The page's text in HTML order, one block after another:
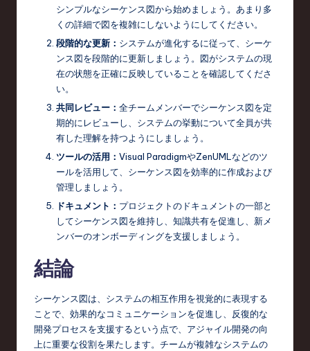
シンプルなシーケンス図から始めましょう。あまり多
くの詳細で図を複雑にしないようにしてください。
段階的な更新： システムが進化するに従って、シーケ
ンス図を段階的に更新しましょう。図がシステムの現
在の状態を正確に反映していることを確認してくださ
い。
共同レビュー： 全チームメンバーでシーケンス図を定
期的にレビューし、システムの挙動について全員が共
有した理解を持つようにしましょう。
ツールの活用： Visual ParadigmやZenUMLなどのツ
ールを活用して、シーケンス図を効率的に作成および
管理しましょう。
ドキュメント： プロジェクトのドキュメントの一部と
してシーケンス図を維持し、知識共有を促進し、新メ
ンバーのオンボーディングを支援しましょう。
結論
シーケンス図は、システムの相互作用を視覚的に表現する
ことで、効果的なコミュニケーションを促進し、反復的な
開発プロセスを支援するという点で、アジャイル開発の向
上に重要な役割を果たします。チームが複雑なシステムの